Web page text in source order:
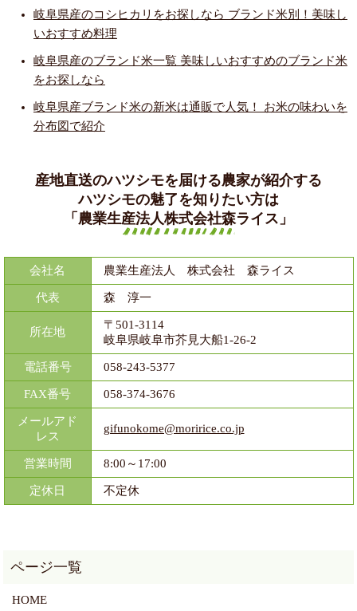
岐阜県産のコシヒカリをお探しなら ブランド米別！美味し
いおすすめ料理
岐阜県産のブランド米一覧 美味しいおすすめのブランド米
をお探しなら
岐阜県産ブランド米の新米は通販で人気！ お米の味わいを
分布図で紹介
産地直送のハツシモを届ける農家が紹介する
ハツシモの魅了を知りたい方は
「農業生産法人株式会社森ライス」
会社名 農業生産法人 株式会社 森ライス
代表 森 淳一
所在地
〒501-3114
岐阜県岐阜市芥見大船1-26-2
電話番号 058-243-5377
FAX番号 058-374-3676
メールアド
レス
gifunokome@moririce.co.jp
営業時間 8:00～17:00
定休日 不定休
HOME